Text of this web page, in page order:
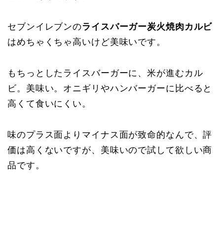
セブンイレブンのライスバーガー炭火焼肉カルビ
はめちゃくちゃ高いけど美味いです。
もちっとしたライスバーガーに、米が進むカル
ビ。美味い。オニギリやハンバーガーに比べると
高くて食いにくい。
味のプラス面よりマイナス面が致命的なんで、評
価は高くないですが、美味いので試して欲しい商
品です。